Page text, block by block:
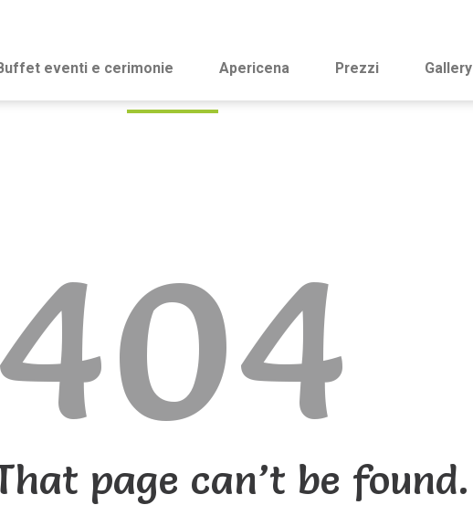
eventi e cerimonie Apericena Prezzi Gallery
404
page can’t be found.